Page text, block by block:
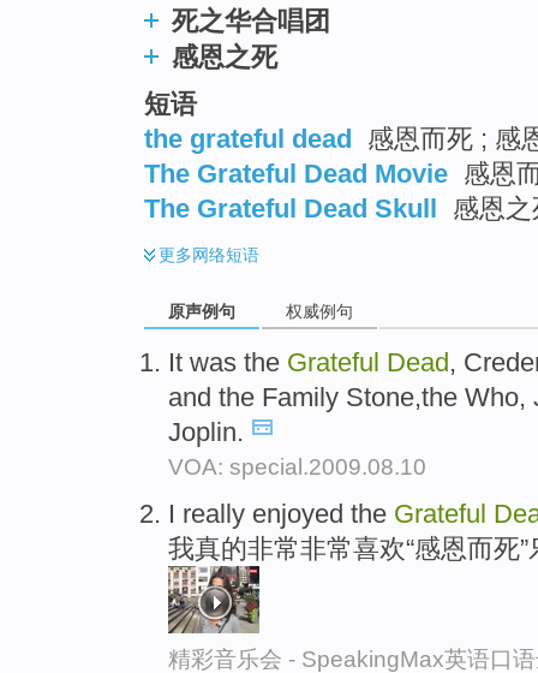
死之华合唱团
感恩之死
短语
the grateful dead 感恩而死 ; 感
The Grateful Dead Movie 感恩
The Grateful Dead Skull 感恩
更多网络短语
原声例句 权威例句
It was the Grateful Dead,
and the Family Stone,the
Joplin.
VOA: special.2009.08.10
I really enjoyed the Grateful
我真的非常非常喜欢“感恩而死
精彩音乐会 - SpeakingMax英语口